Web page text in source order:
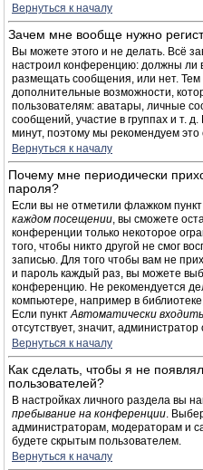
Вернуться к началу
Зачем мне вообще нужно
Вы можете этого и не делать. Всё
настроил конференцию: должны ли
размещать сообщения, или нет.
дополнительные возможности,
пользователям: аватары, личные
сообщений, участие в группах и т.
минут, поэтому мы рекомендуем это
Вернуться к началу
Почему мне периодически
пароля?
Если вы не отметили флажком
каждом посещении, вы сможете
конференции только некоторое
того, чтобы никто другой не смог
записью. Для того чтобы вам не
и пароль каждый раз, вы можете
конференцию. Не рекомендуется
компьютере, например в
Если пунктАвтоматически
отсутствует, значит,
Вернуться к началу
Как сделать, чтобы я не
пользователей?
В настройках личного раздела вы
пребывание на конференции.
администраторам, модераторам и
будете скрытым пользователем.
Вернуться к началу